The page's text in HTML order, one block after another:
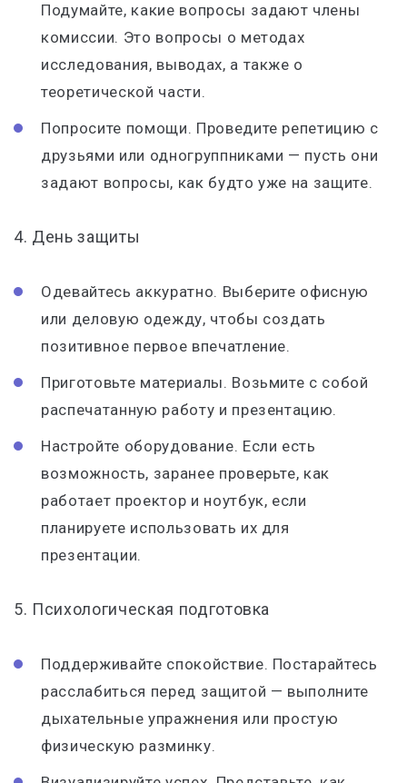
Подумайте, какие вопросы задают члены
комиссии. Это вопросы о методах
исследования, выводах, а также о
теоретической части.
Попросите помощи. Проведите репетицию с
друзьями или одногруппниками — пусть они
задают вопросы, как будто уже на защите.
4. День защиты
Одевайтесь аккуратно. Выберите офисную
или деловую одежду, чтобы создать
позитивное первое впечатление.
Приготовьте материалы. Возьмите с собой
распечатанную работу и презентацию.
Настройте оборудование. Если есть
возможность, заранее проверьте, как
работает проектор и ноутбук, если
планируете использовать их для
презентации.
5. Психологическая подготовка
Поддерживайте спокойствие. Постарайтесь
расслабиться перед защитой — выполните
дыхательные упражнения или простую
физическую разминку.